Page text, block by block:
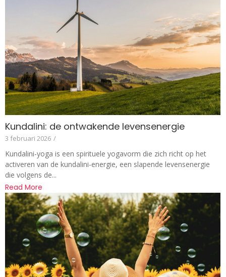
Kundalini: de ontwakende levensenergie
3 februari 2026 /
Kundalini-yoga is een spirituele yogavorm die zich richt op het
activeren van de kundalini-energie, een slapende levensenergie
die volgens de...
Read More